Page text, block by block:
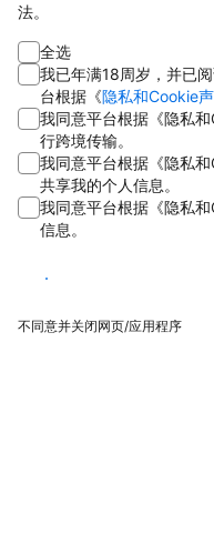
法。
全选
我已年满18周岁，并已
台根据《隐私和Cookie
我同意平台根据《隐私
行跨境传输。
我同意平台根据《隐私
共享我的个人信息。
我同意平台根据《隐私
信息。
同意
不同意并关闭网页/应用程序